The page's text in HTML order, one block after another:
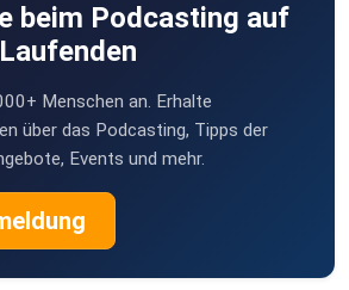
beim Podcasting auf
Menschen an. Erhalte
über das Podcasting, Tipps der
Events und mehr.